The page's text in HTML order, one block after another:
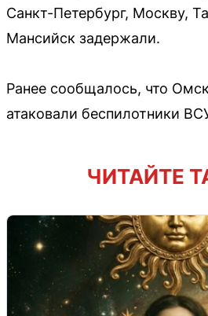
Санкт-Петербург, Москву,
Мансийск задержали.
Ранее сообщалось, что
атаковали беспилотники
ЧИТАЙТЕ